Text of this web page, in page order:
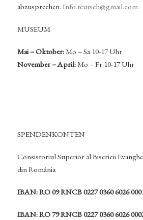
abzusprechen. Info.teutsch@gmail.com
MUSEUM
Mai – Oktober:Mo – Sa 10-17 Uhr
November – April:Mo – Fr 10-17 Uhr
SPENDENKONTEN
Consistoriul Superior al Bisericii
din România
IBAN: RO 09 RNCB 0227 0360 6026
IBAN: RO 79 RNCB 0227 0360 6026